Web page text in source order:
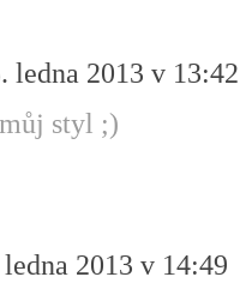
ledna 2013 v 13:42
styl ;)
ledna 2013 v 14:49